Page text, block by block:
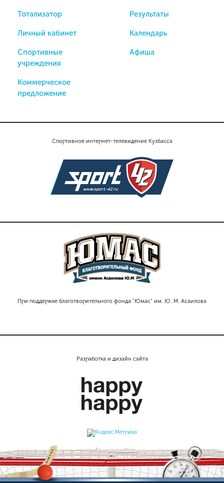
Спортивное интернет-телевидение Кузбасса
При поддержке благотворительного фонда "Юмас" им. Ю. М. Асаилова
Тотализатор
Личный кабинет
Спортивные
учреждения
Коммерческое
предложение
Результаты
Календарь
Афиша
Разработка и дизайн сайта